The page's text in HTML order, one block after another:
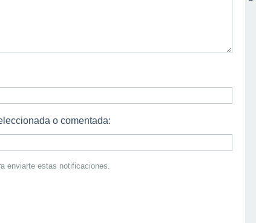
o comentada:
enviarte estas notificaciones.